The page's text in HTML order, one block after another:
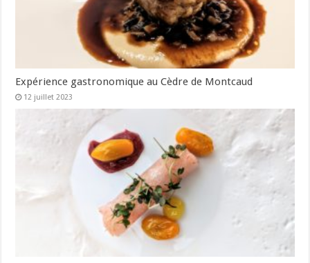
Expérience gastronomique au Cèdre de Montcaud
12 juillet 2023